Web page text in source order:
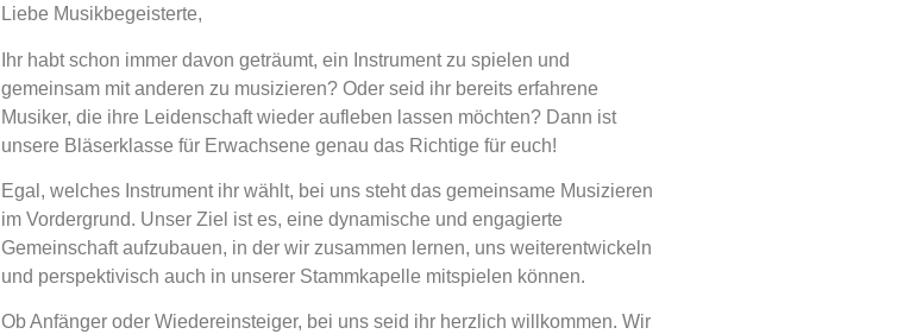
Liebe Musikbegeisterte,
Ihr habt schon immer davon geträumt, ein Instrument zu spielen und
gemeinsam mit anderen zu musizieren? Oder seid ihr bereits erfahrene
Musiker, die ihre Leidenschaft wieder aufleben lassen möchten? Dann ist
unsere Bläserklasse für Erwachsene genau das Richtige für euch!
Egal, welches Instrument ihr wählt, bei uns steht das gemeinsame Musizieren
im Vordergrund. Unser Ziel ist es, eine dynamische und engagierte
Gemeinschaft aufzubauen, in der wir zusammen lernen, uns weiterentwickeln
und perspektivisch auch in unserer Stammkapelle mitspielen können.
Ob Anfänger oder Wiedereinsteiger, bei uns seid ihr herzlich willkommen. Wir